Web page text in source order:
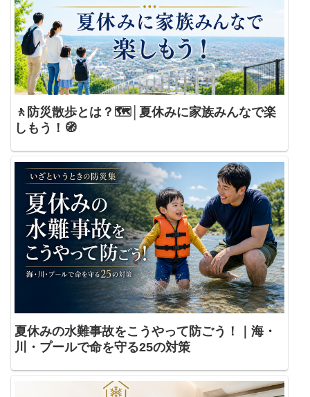
🚶防災散歩とは？🗺️│夏休みに家族みんなで楽
しもう！🧭
夏休みの水難事故をこうやって防ごう！｜海・
川・プールで命を守る25の対策